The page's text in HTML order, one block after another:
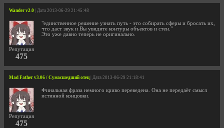
Wander v2.0 | Дата 2013-06-29 21:45:48
Репутация
475
"единственное решение узнать путь - это собирать сферы и бросать их,
что даст звук и Вы увидите контуры объектов и стен."
Это уже давно теперь не оригинально.
Mad Father v3.06 / Сумасшедший отец | Дата 2013-06-29 21:18:41
Репутация
475
Финальная фраза немного криво переведена. Она не передаёт смысл
истинной концовки.